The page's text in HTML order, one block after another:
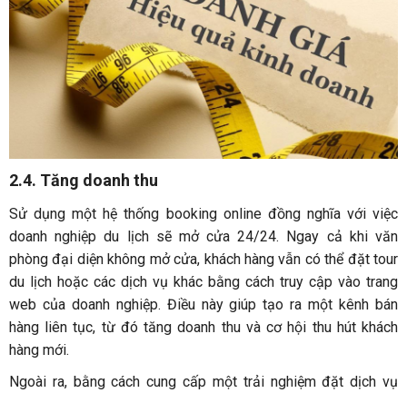
2.4. Tăng doanh thu
Sử dụng một hệ thống booking online đồng nghĩa với việc
doanh nghiệp du lịch sẽ mở cửa 24/24. Ngay cả khi văn
phòng đại diện không mở cửa, khách hàng vẫn có thể đặt tour
du lịch hoặc các dịch vụ khác bằng cách truy cập vào trang
web của doanh nghiệp. Điều này giúp tạo ra một kênh bán
hàng liên tục, từ đó tăng doanh thu và cơ hội thu hút khách
hàng mới.
Ngoài ra, bằng cách cung cấp một trải nghiệm đặt dịch vụ